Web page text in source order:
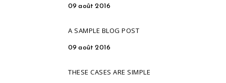
09 août 2016
A SAMPLE BLOG POST
09 août 2016
THESE CASES ARE SIMPLE